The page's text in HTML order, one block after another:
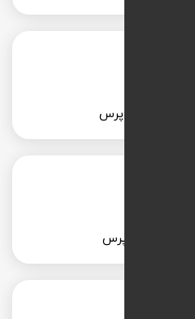
شخصی با وردپرس
وکالت با وردپرس